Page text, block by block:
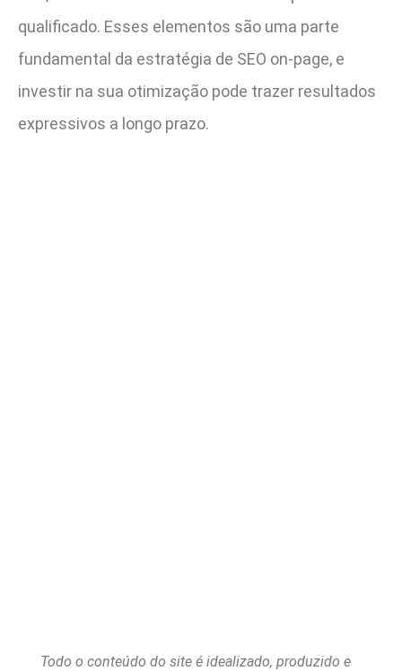
qualificado. Esses elementos são uma parte
fundamental da estratégia de SEO on-page, e
investir na sua otimização pode trazer resultados
expressivos a longo prazo.
Todo o conteúdo do site é idealizado, produzido e